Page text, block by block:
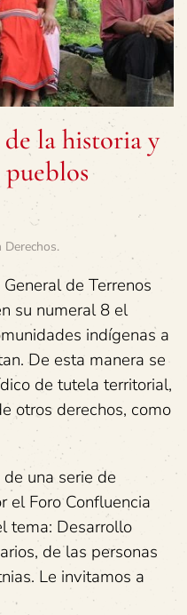
la historia y
Derechos.
de Terrenos
su numeral 8 el
indígenas a
De esta manera se
de tutela territorial,
otros derechos, como
una serie de
el Foro Confluencia
tema: Desarrollo
de las personas
Le invitamos a